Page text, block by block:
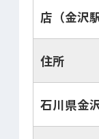
店（金沢
住所
石川県金